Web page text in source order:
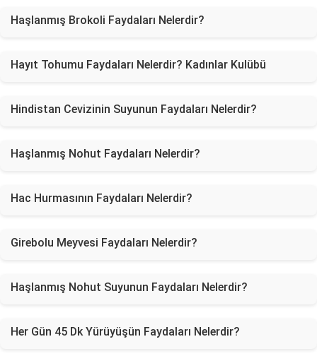
Haşlanmış Brokoli Faydaları Nelerdir?
Hayıt Tohumu Faydaları Nelerdir? Kadınlar Kulübü
Hindistan Cevizinin Suyunun Faydaları Nelerdir?
Haşlanmış Nohut Faydaları Nelerdir?
Hac Hurmasının Faydaları Nelerdir?
Girebolu Meyvesi Faydaları Nelerdir?
Haşlanmış Nohut Suyunun Faydaları Nelerdir?
Her Gün 45 Dk Yürüyüşün Faydaları Nelerdir?